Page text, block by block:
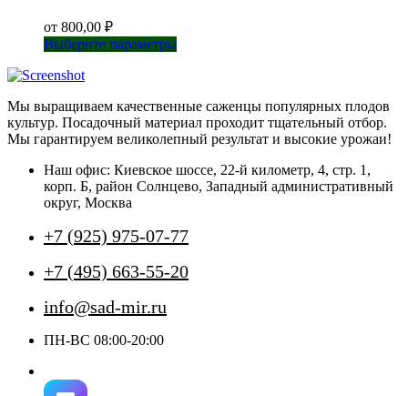
от 800,00 ₽
Выберите параметрыЭтот
вариаций.
Опции
можно
на
странице
Мы выращиваем качественные саженцы популярных плодов
культур. Посадочный материал проходит тщательный отбор.
Мы гарантируем великолепный результат и высокие урожаи!
Наш офис: Киевское шоссе, 22-й километр, 4, стр. 1,
корп. Б, район Солнцево, Западный административный
округ, Москва
+7 (925) 975-07-77
+7 (495) 663-55-20
info@sad-mir.ru
ПН-ВС 08:00-20:00